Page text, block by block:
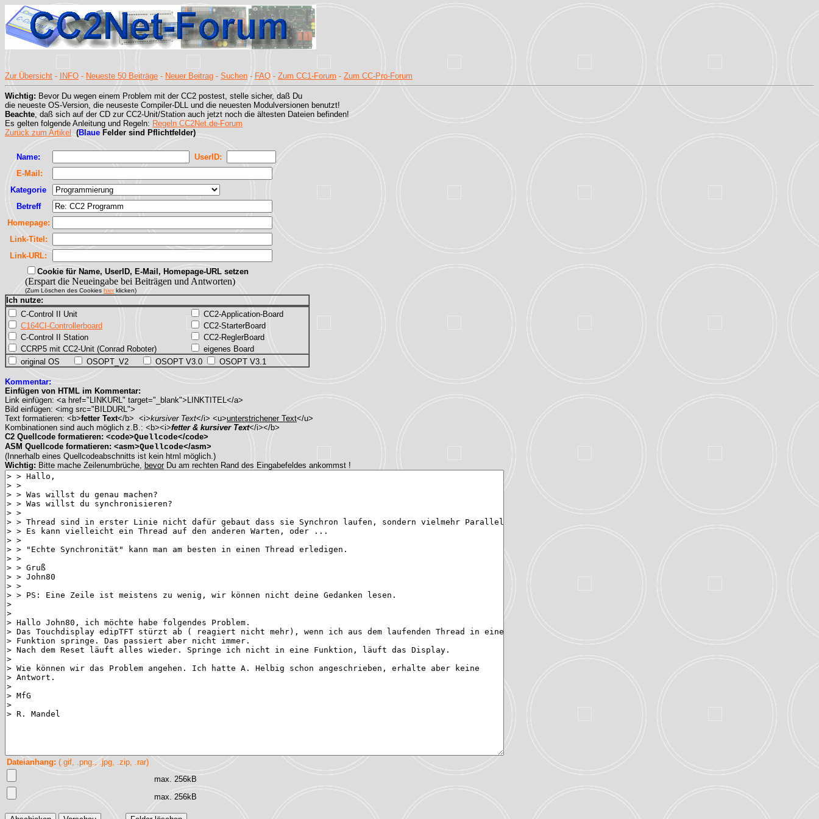
Zur Übersicht - INFO - Neueste 50 Beiträge - Neuer Beitrag - Suchen - FAQ - Zum CC1-Forum - Zum CC-Pro-Forum
Wichtig: Bevor Du wegen einem Problem mit der CC2 postest, stelle sicher, daß Du
die neueste OS-Version, die neuseste Compiler-DLL und die neuesten Modulversionen benutzt!
Beachte, daß sich auf der CD zur CC2-Unit/Station auch jetzt noch die ältesten Dateien befinden!
Es gelten folgende Anleitung und Regeln: Regeln CC2Net.de-Forum
Zurück zum Artikel
(Blaue Felder sind Pflichtfelder)
Name:
UserID:
E-Mail:
Kategorie
Betreff
Homepage:
Link-Titel:
Link-URL:
Cookie für Name, UserID, E-Mail, Homepage-URL setzen
(Erspart die Neueingabe bei Beiträgen und Antworten)
(Zum Löschen des Cookies hierklicken)
Ich nutze:
C-Control II Unit
C164CI-Controllerboard
C-Control II Station
CCRP5 mit CC2-Unit (Conrad Roboter)
CC2-Application-Board
CC2-StarterBoard
CC2-ReglerBoard
eigenes Board
original OS
OSOPT_V2 OSOPT V3.0 OSOPT V3.1
Kommentar:
Einfügen von HTML im Kommentar:
Link einfügen: <a href="LINKURL" target="_blank">LINKTITEL</a>
Bild einfügen: <img src="BILDURL">
Text formatieren: <b>fetter Text</b> <i>kursiver Text</i> <u>unterstrichener Text</u>
Kombinationen sind auch möglich z.B.: <b><i>fetter & kursiver Text</i></b>
C2 Quellcode formatieren: <code>Quellcode</code>
ASM Quellcode formatieren: <asm>Quellcode</asm>
(Innerhalb eines Quellcodeabschnitts ist kein html möglich.)
Wichtig: Bitte mache Zeilenumbrüche, bevor Du am rechten Rand des Eingabefeldes ankommst !
Dateianhang: (.gif, .png., .jpg, .zip, .rar)
max. 256kB
max. 256kB